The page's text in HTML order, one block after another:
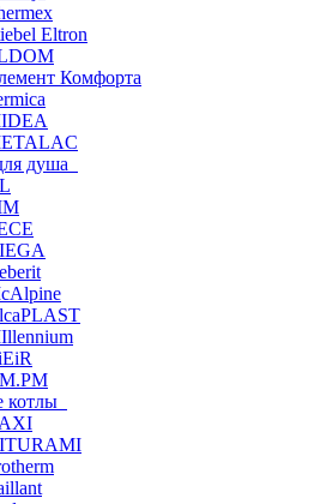
Eltron
Комфорта
душа
котлы